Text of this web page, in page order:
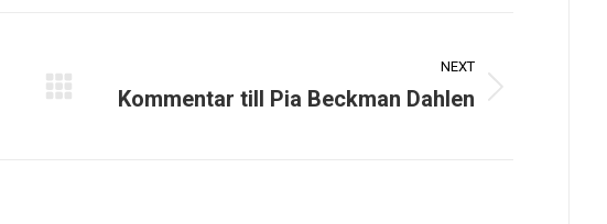
NEXT
Next
Kommentar till Pia Beckman Dahlen